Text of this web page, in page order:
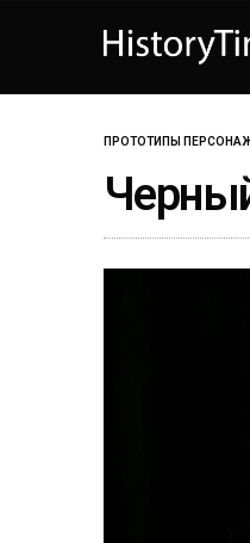
ПРОТОТИПЫ